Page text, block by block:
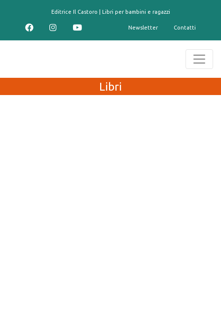
Editrice Il Castoro | Libri per bambini e ragazzi
Newsletter Contatti
Libri